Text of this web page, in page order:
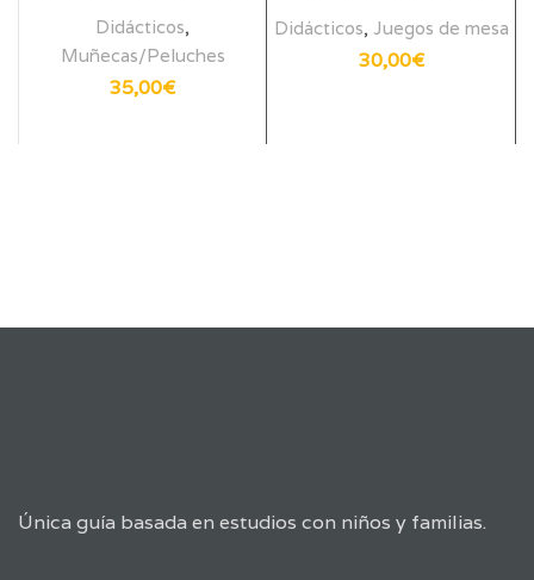
Didácticos,
Muñecas/Peluches
35,00€
Didácticos, Juegos de mesa
30,00€
Única guía basada en estudios con niños y familias.